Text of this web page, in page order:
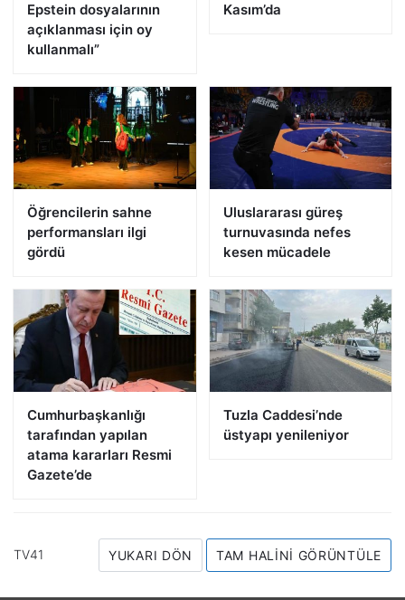
Epstein dosyalarının
açıklanması için oy
kullanmalı”
Kasım’da
Öğrencilerin sahne
performansları ilgi
gördü
Uluslararası güreş
turnuvasında nefes
kesen mücadele
Cumhurbaşkanlığı
tarafından yapılan
atama kararları Resmi
Gazete’de
Tuzla Caddesi’nde
üstyapı yenileniyor
TV41 YUKARI DÖN TAM HALINI GÖRÜNTÜLE